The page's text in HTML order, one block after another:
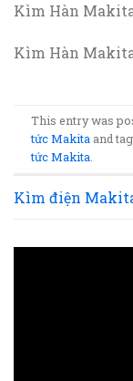
Kìm Hàn
Kìm Hàn
This entry was
tức Makita and
tức Makita
Kìm điện